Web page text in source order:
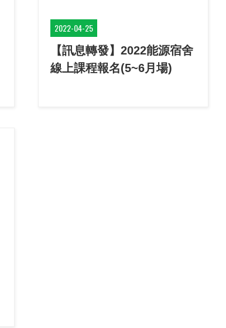
2022-04-25
【訊息轉發】2022能源宿舍
線上課程報名(5~6月場)